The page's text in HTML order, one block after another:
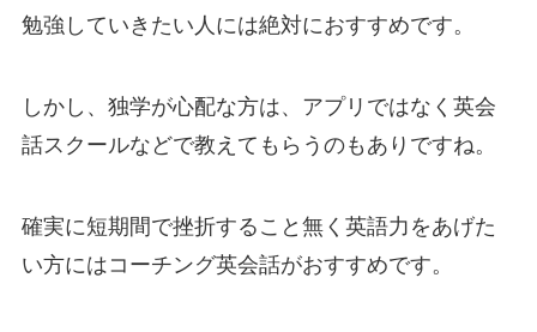
勉強していきたい人には絶対におすすめです。
しかし、独学が心配な方は、アプリではなく英会
話スクールなどで教えてもらうのもありですね。
確実に短期間で挫折すること無く英語力をあげた
い方にはコーチング英会話がおすすめです。